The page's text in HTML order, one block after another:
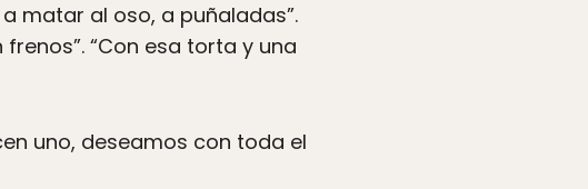
matar al oso, a puñaladas”.
“Con esa torta y una
uno, deseamos con toda el